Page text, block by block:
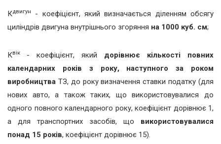
Кдвигун
- коефіцієнт, який визначається діленням обсягу
циліндрів двигуна внутрішнього згоряння на 1000 куб. см;
Квік - коефіцієнт, який дорівнює кількості повних
календарних років з року, наступного за роком
виробництва ТЗ, до року визначення ставки податку (для
нових авто, а також таких, що використовувалися до
одного повного календарного року, коефіцієнт дорівнює 1,
а для транспортних засобів, що використовувалися
понад 15 років, коефіцієнт дорівнює 15).